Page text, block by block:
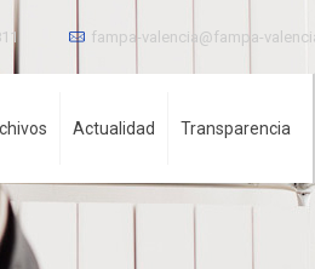
fampa-valencia@fampa-
Actualidad Transparencia